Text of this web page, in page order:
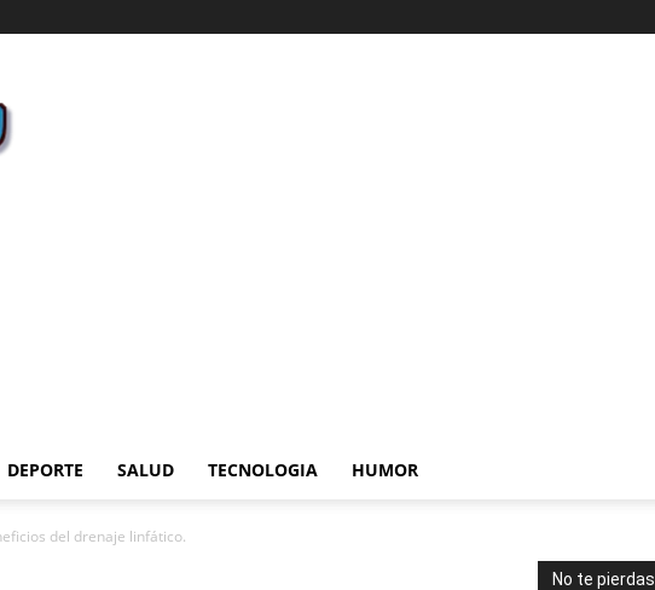
DEPORTE SALUD TECNOLOGIA HUMOR
del drenaje linfático.
No te pierdas